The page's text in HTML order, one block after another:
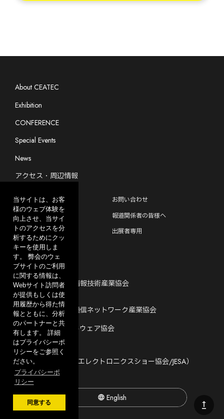
当サイトは、お客
様のウェブ体験を
向上させ、当サイ
トのアクセスを分
析するためにクッ
キーを使用しま
す。 弊会のウェ
ブサイトのご利用
に関する情報は、
Webサイト訪問者
が提供もしくは使
用履歴から得た情
報とともに、分析
のパートナーと共
有します。 詳細
はプライバシーポ
リシーをご参照く
ださい。
プライバシーポ
リシー
同意する
About CEATEC
Exhibition
CONFERENCE
Special Events
News
アクセス・周辺情報
よくあるご質問
お問い合わせ
CEATEC EXPERIENCE
報道関係者の皆様へ
出展をご検討中の方へ
出展者専用
主催
一般社団法人 電子情報技術産業協会
共催
一般社団法人 情報通信ネットワーク産業協会
一般社団法人 ソフトウェア協会
運営
CEATEC 運営事務局
（一般社団法人日本エレクトロニクスショー協会/JESA）
English
upgrade